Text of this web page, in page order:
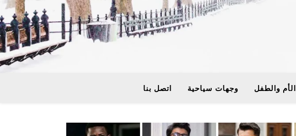
الأم والطفل وجهات سياحية اتصل بنا